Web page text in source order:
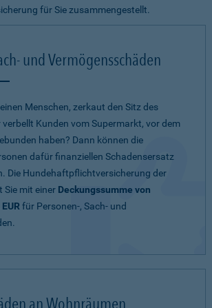
für Sie zusammengestellt.
und Vermögensschäden
Menschen, zerkaut den Sitz des
Kunden vom Supermarkt, vor dem
haben? Dann können die
dafür finanziellen Schadensersatz
Die Hundehaftpflichtversicherung der
Sie mit einer Deckungssumme von
für Personen-, Sach- und
an Wohnräumen